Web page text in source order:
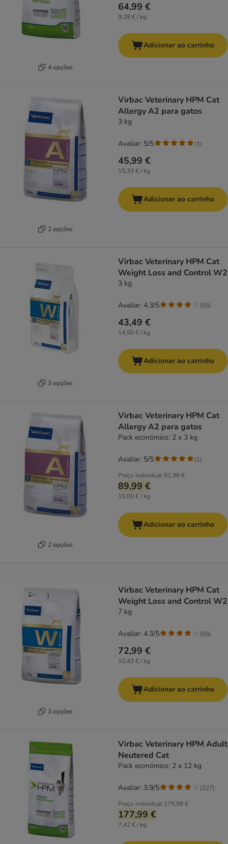
4 opções
64,99 €
9,28 € / kg
Adicionar ao carrinho
2 opções
Virbac Veterinary HPM Cat
Allergy A2 para gatos
3 kg
45,99 €
15,33 € / kg
Avaliar: 5/5 (1)
Adicionar ao carrinho
3 opções
Virbac Veterinary HPM Cat
Weight Loss and Control W2
3 kg
43,49 €
14,50 € / kg
Avaliar: 4.3/5 (55)
Adicionar ao carrinho
2 opções
Virbac Veterinary HPM Cat
Allergy A2 para gatos
Pack económico: 2 x 3 kg
Preço individual91,98 €
89,99 €
15,00 € / kg
Avaliar: 5/5 (1)
Adicionar ao carrinho
3 opções
Virbac Veterinary HPM Cat
Weight Loss and Control W2
7 kg
72,99 €
10,43 € / kg
Avaliar: 4.3/5 (55)
Adicionar ao carrinho
Virbac Veterinary HPM Adult
Neutered Cat
Pack económico: 2 x 12 kg
Preço individual 179,98 €
177,99 €
7,42 € / kg
Avaliar: 3.9/5 (327)